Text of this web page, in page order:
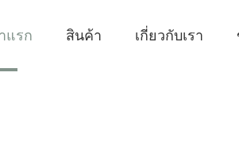
แรก สินค้า เกี่ยวกับเรา